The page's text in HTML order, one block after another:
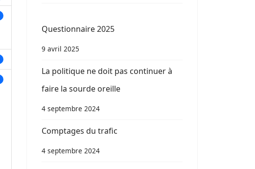
Questionnaire 2025
9 avril 2025
La politique ne doit pas continuer à
faire la sourde oreille
4 septembre 2024
Comptages du trafic
4 septembre 2024